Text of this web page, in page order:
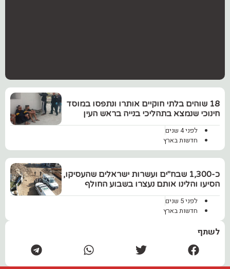
18 שוהים בלתי חוקיים אותרו ונתפסו במוסד
חינוכי שנמצא בתהליכי בנייה בראש העין
לפני 4 שנים
חדשות בארץ
כ-1,300 שבח"ים ועשרות ישראלים שהעסיקו,
הסיעו והלינו אותם נעצרו בשבוע החולף
לפני 5 שנים
חדשות בארץ
לשתף